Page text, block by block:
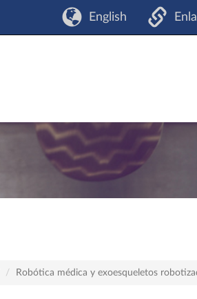
English
Robótica médica y exoesqueletos